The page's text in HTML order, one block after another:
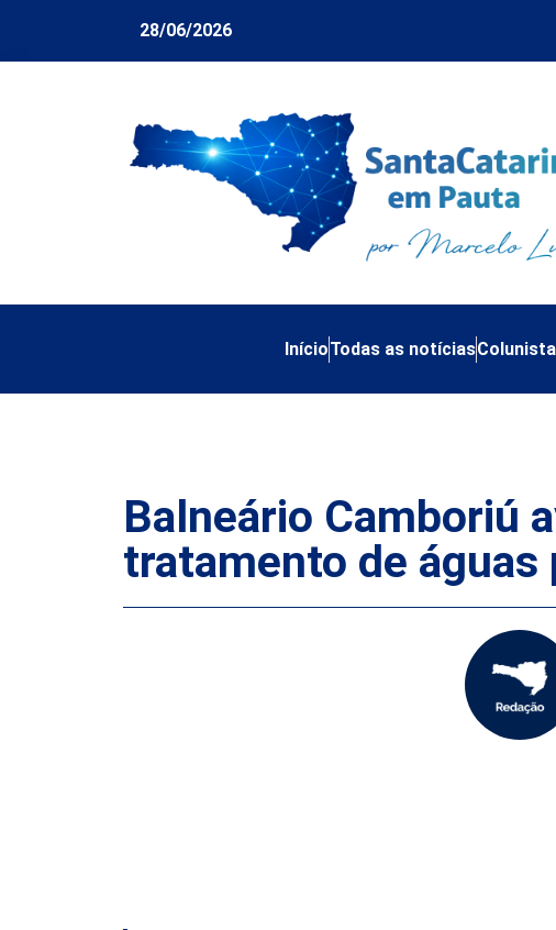
28/06/2026
InícioTodas as notícias
Balneário Camboriú
tratamento de águas